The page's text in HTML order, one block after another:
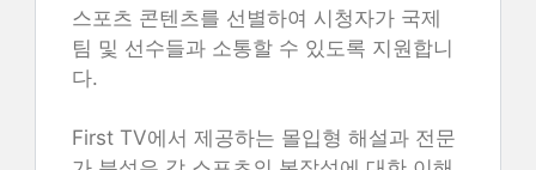
스포츠 콘텐츠를 선별하여 시청자가 국제
팀 및 선수들과 소통할 수 있도록 지원합니
다.
First TV에서 제공하는 몰입형 해설과 전문